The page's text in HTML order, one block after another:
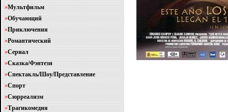
»Мультфильм
»Обучающий
»Приключения
»Романтический
»Сериал
»Сказка/Фэнтези
»Спектакль/Шоу/Представление
»Спорт
»Сюрреализм
»Трагикомедия